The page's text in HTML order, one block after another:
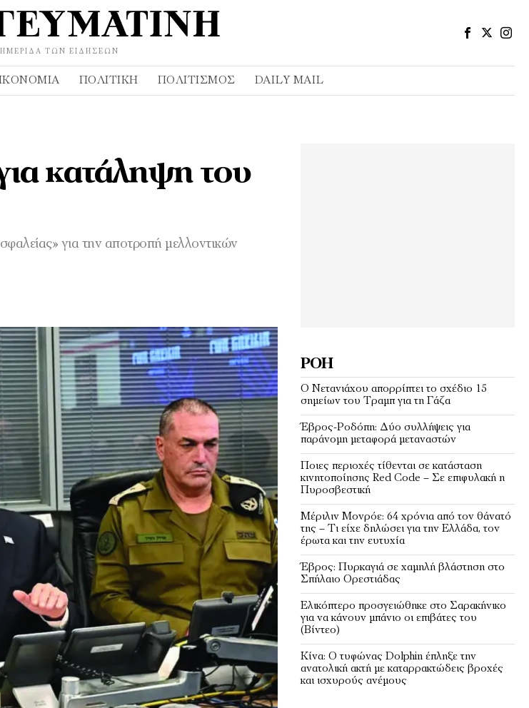
ΤΩΝ ΕΙΔΉΣΕΩΝ
ΠΟΛΙΤΙΚΉ ΠΟΛΙΤΙΣΜΌΣ DAILY MAIL
κατάληψη του
για την αποτροπή μελλοντικών
ΡΟΉ
Ο Νετανιάχου απορρίπτει το σχέδιο 15
σημείων του Τραμπ για τη Γάζα
Έβρος-Ροδόπη: Δύο συλλήψεις για
παράνομη μεταφορά μεταναστών
Ποιες περιοχές τίθενται σε κατάσταση
κινητοποίησης Red Code – Σε επιφυλακή η
Πυροσβεστική
Μέριλιν Μονρόε: 64 χρόνια από τον θάνατό
της – Τι είχε δηλώσει για την Ελλάδα, τον
έρωτα και την ευτυχία
Έβρος: Πυρκαγιά σε χαμηλή βλάστηση στο
Σπήλαιο Ορεστιάδας
Ελικόπτερο προσγειώθηκε στο Σαρακήνικο
για να κάνουν μπάνιο οι επιβάτες του
(Bίντεο)
Κίνα: Ο τυφώνας Dolphin έπληξε την
ανατολική ακτή με καταρρακτώδεις βροχές
και ισχυρούς ανέμους